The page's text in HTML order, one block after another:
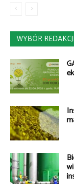
WYBÓR REDAKCJI